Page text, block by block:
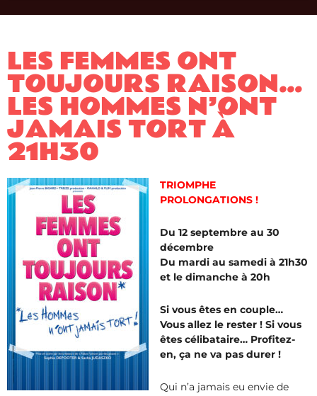
LES FEMMES ONT
TOUJOURS RAISON…
LES HOMMES N’ONT
JAMAIS TORT À
21H30
TRIOMPHE
PROLONGATIONS !
Du 12 septembre au 30
décembre
Du mardi au samedi à 21h30
et le dimanche à 20h
Si vous êtes en couple…
Vous allez le rester ! Si vous
êtes célibataire… Profitez-
en, ça ne va pas durer !
Qui n’a jamais eu envie de